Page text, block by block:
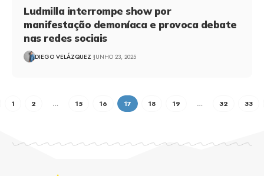
Ludmilla interrompe show por
manifestação demoníaca e provoca debate
nas redes sociais
DIEGO VELÁZQUEZ JUNHO 23, 2025
1 2 … 15 16 17 18 19 … 32 33